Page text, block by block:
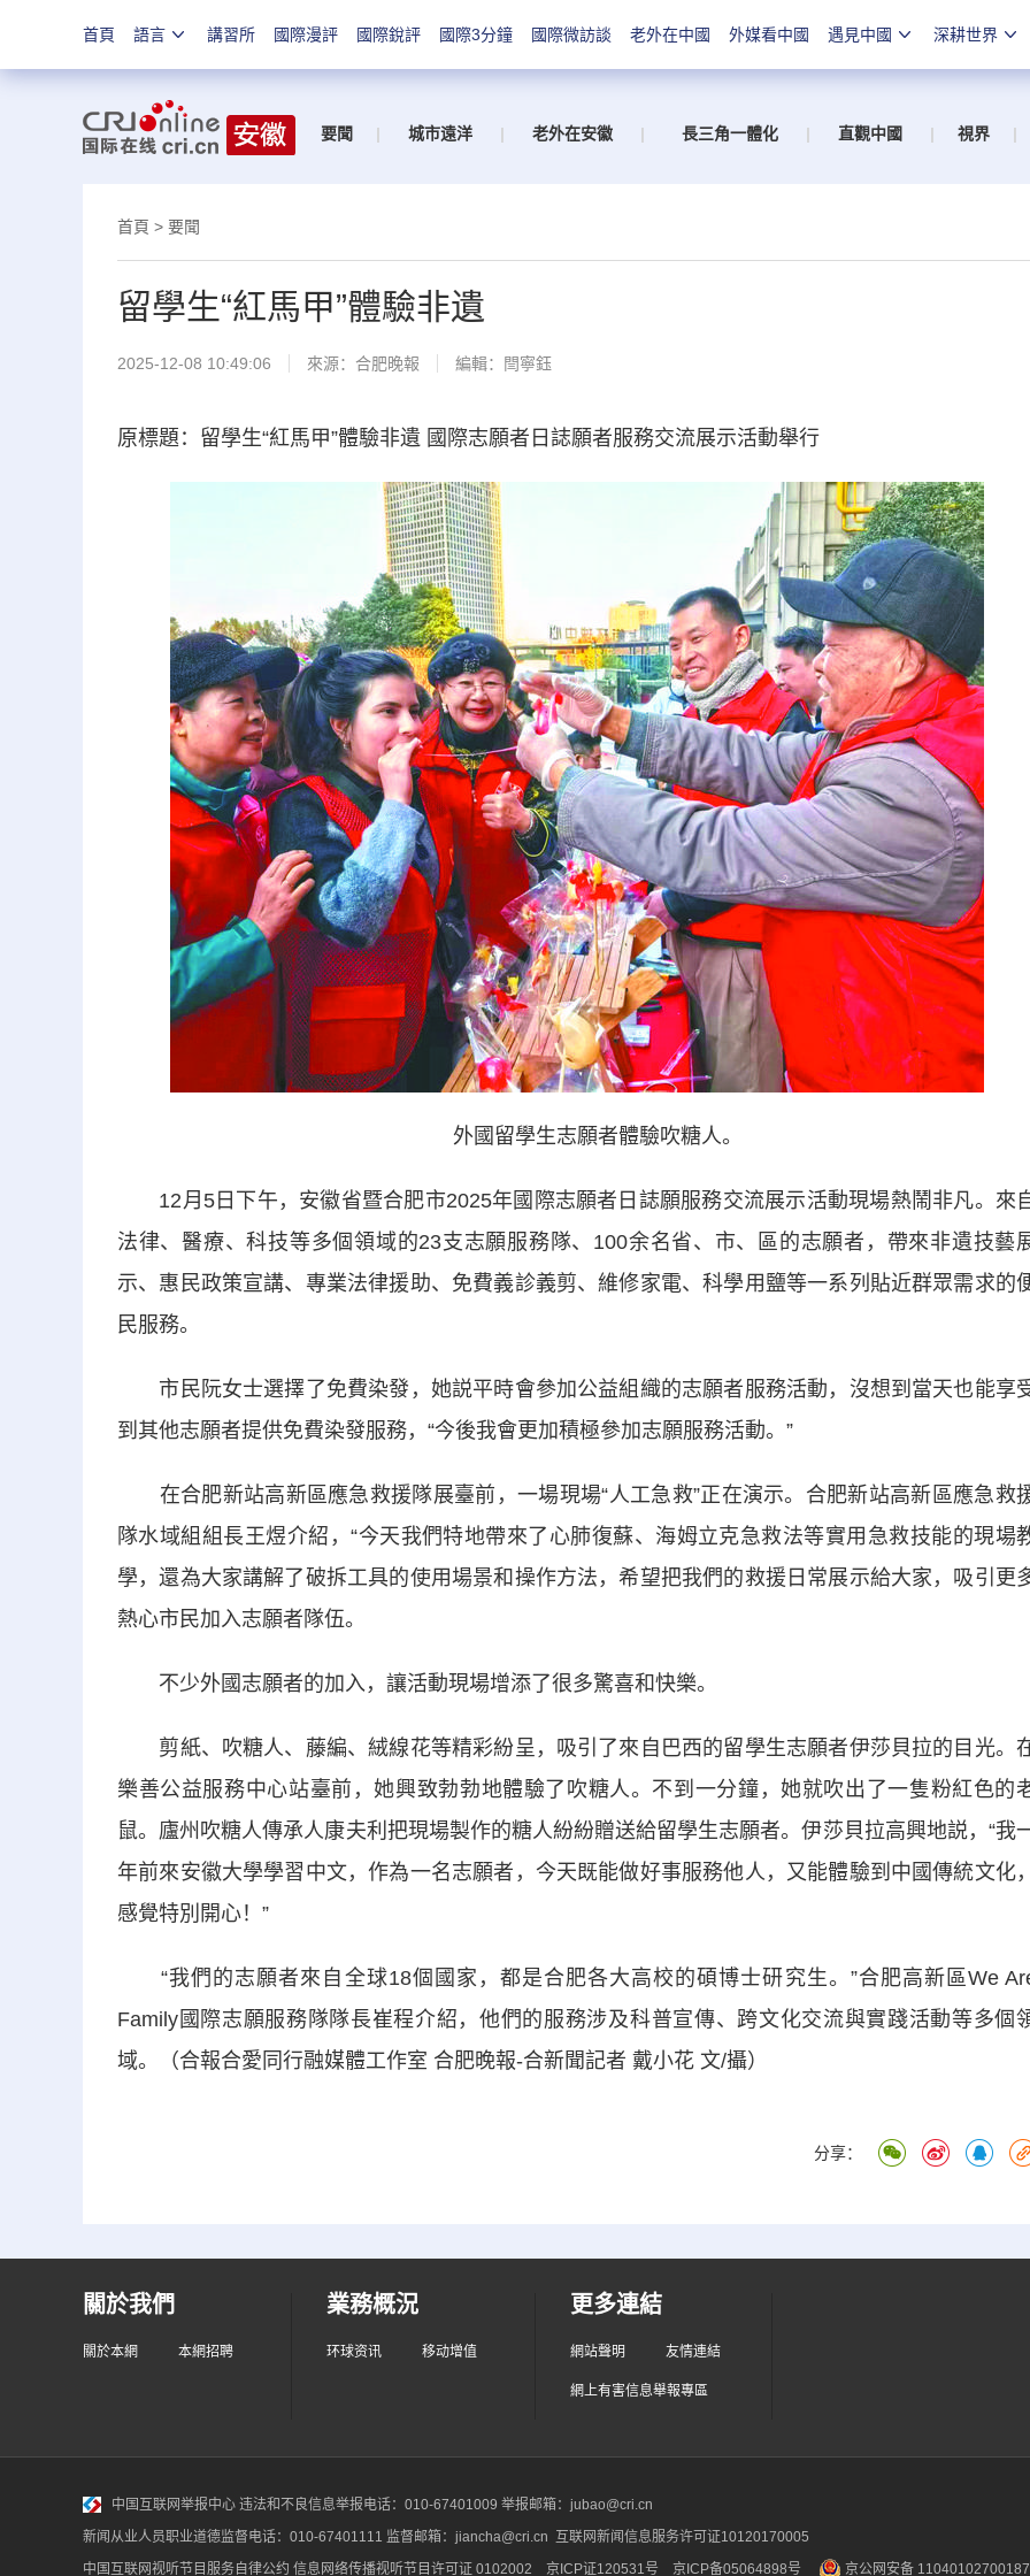
首頁 語言 講習所 國際漫評 國際銳評 國際3分鐘 國際微訪談 老外在中國 外媒看中國 遇見中國 深耕世界
要聞 | 城市遠洋 | 老外在安徽 | 長三角一體化 | 直觀中國 | 視界 |
首頁 > 要聞
留學生“紅馬甲”體驗非遺
2025-12-08 10:49:06 來源： 合肥晚報 編輯：閆寧鈺
原標題：留學生“紅馬甲”體驗非遺 國際志願者日誌願者服務交流展示活動舉行
外國留學生志願者體驗吹糖人。
12月5日下午，安徽省暨合肥市2025年國際志願者日誌願服務交流展示活動現場熱鬧非凡。來
法律、醫療、科技等多個領域的23支志願服務隊、100余名省、市、區的志願者，帶來非遺技藝
示、惠民政策宣講、專業法律援助、免費義診義剪、維修家電、科學用鹽等一系列貼近群眾需求的
民服務。
市民阮女士選擇了免費染發，她説平時會參加公益組織的志願者服務活動，沒想到當天也能享
到其他志願者提供免費染發服務，“今後我會更加積極參加志願服務活動。”
在合肥新站高新區應急救援隊展臺前，一場現場“人工急救”正在演示。合肥新站高新區應急救
隊水域組組長王煜介紹，“今天我們特地帶來了心肺復蘇、海姆立克急救法等實用急救技能的現場
學，還為大家講解了破拆工具的使用場景和操作方法，希望把我們的救援日常展示給大家，吸引更
熱心市民加入志願者隊伍。
不少外國志願者的加入，讓活動現場增添了很多驚喜和快樂。
剪紙、吹糖人、藤編、絨線花等精彩紛呈，吸引了來自巴西的留學生志願者伊莎貝拉的目光。
樂善公益服務中心站臺前，她興致勃勃地體驗了吹糖人。不到一分鐘，她就吹出了一隻粉紅色的
鼠。廬州吹糖人傳承人康夫利把現場製作的糖人紛紛贈送給留學生志願者。伊莎貝拉高興地説，“我
年前來安徽大學學習中文，作為一名志願者，今天既能做好事服務他人，又能體驗到中國傳統文化，
感覺特別開心！”
“我們的志願者來自全球18個國家，都是合肥各大高校的碩博士研究生。”合肥高新區We
Family國際志願服務隊隊長崔程介紹，他們的服務涉及科普宣傳、跨文化交流與實踐活動等多個
域。（合報合愛同行融媒體工作室 合肥晚報-合新聞記者 戴小花 文/攝）
分享：
關於我們
關於本網 本網招聘
業務概況
环球资讯 移动增值
更多連結
網站聲明 友情連結
網上有害信息舉報專區
中国互联网举报中心 违法和不良信息举报电话：010-67401009 举报邮箱：jubao@cri.cn
新闻从业人员职业道德监督电话：010-67401111 监督邮箱：jiancha@cri.cn 互联网新闻信息服务许可证10120170005
中国互联网视听节目服务自律公约 信息网络传播视听节目许可证 0102002 京ICP证120531号 京ICP备05064898号 京公网安备